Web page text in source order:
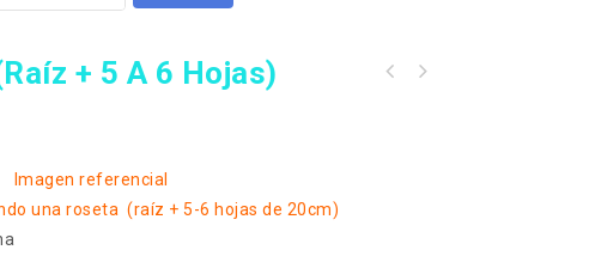
+ 5 A 6 Hojas)
Imagen referencial
una roseta (raíz + 5-6 hojas de 20cm)